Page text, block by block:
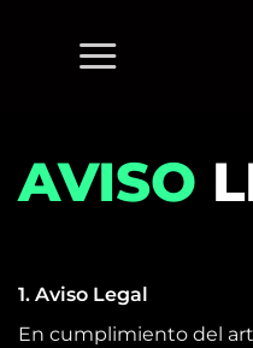
contenido
AVISO
1. Aviso Legal
En cumplimiento del